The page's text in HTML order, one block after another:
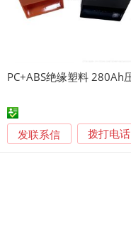
发联系信 拨打电话